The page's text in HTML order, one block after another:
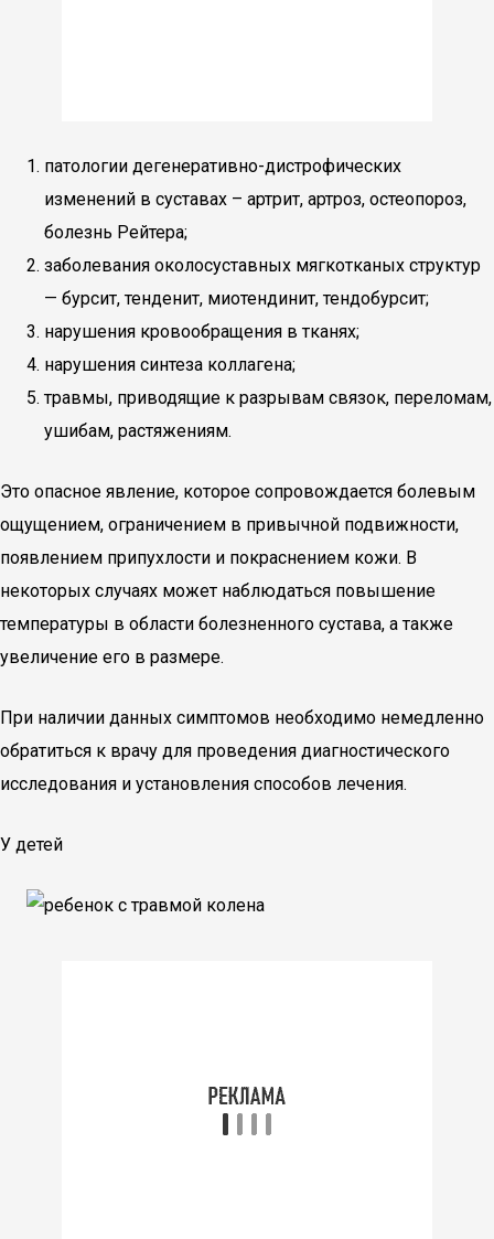
патологии дегенеративно-дистрофических
изменений в суставах – артрит, артроз, остеопороз,
болезнь Рейтера;
заболевания околосуставных мягкотканых структур
— бурсит, тенденит, миотендинит, тендобурсит;
нарушения кровообращения в тканях;
нарушения синтеза коллагена;
травмы, приводящие к разрывам связок, переломам,
ушибам, растяжениям.
Это опасное явление, которое сопровождается болевым
ощущением, ограничением в привычной подвижности,
появлением припухлости и покраснением кожи. В
некоторых случаях может наблюдаться повышение
температуры в области болезненного сустава, а также
увеличение его в размере.
При наличии данных симптомов необходимо немедленно
обратиться к врачу для проведения диагностического
исследования и установления способов лечения.
У детей